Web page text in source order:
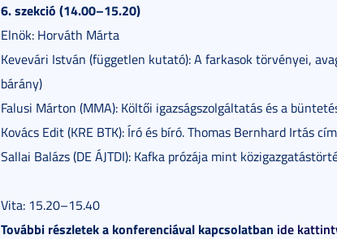
6. szekció (14.00–15.20)
Elnök: Horváth Márta
Kevevári István (független kutató): A farkasok törvényei,
bárány)
Falusi Márton (MMA): Költői igazságszolgáltatás és a
Kovács Edit (KRE BTK): Író és bíró. Thomas Bernhard Irtás
Sallai Balázs (DE ÁJTDI): Kafka prózája mint
Vita: 15.20–15.40
További részletek a konferenciával kapcsolatban ide